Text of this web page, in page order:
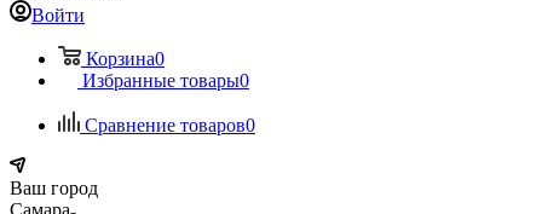
Войти
Корзина0
Избранные товары0
Сравнение товаров0
Ваш город
Самара